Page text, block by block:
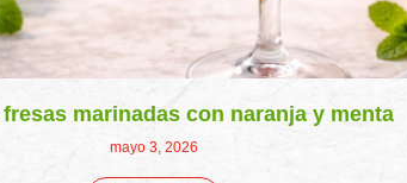
marinadas con naranja y menta
mayo 3, 2026